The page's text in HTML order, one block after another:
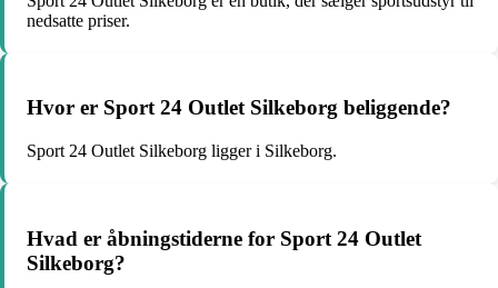
nedsatte priser.
Hvor er Sport 24 Outlet Silkeborg beliggende?
Sport 24 Outlet Silkeborg ligger i Silkeborg.
Hvad er åbningstiderne for Sport 24 Outlet
Silkeborg?